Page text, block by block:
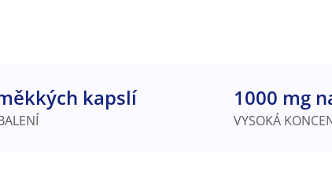
kapslí 1000 mg
VYSOKÁ